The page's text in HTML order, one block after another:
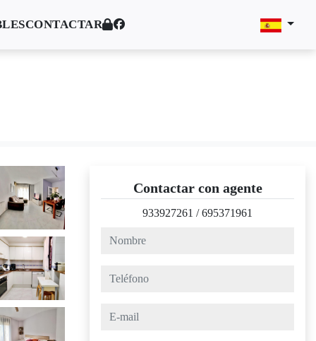
CONTACTAR
Contactar con agente
933927261 /695371961
nombre
teléfono
e-mail